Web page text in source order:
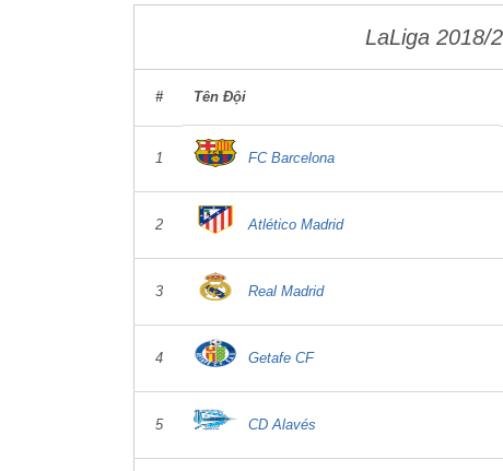
LaLiga 2018/
# Tên Đội
1 FC Barcelona
2 Atlético Madrid
3 Real Madrid
4 Getafe CF
5 CD Alavés